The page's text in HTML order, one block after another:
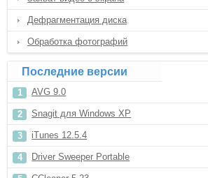
Дефрагментация диска
Обработка фотографий
Последние версии
AVG 9.0
Snagit для Windows XP
iTunes 12.5.4
Driver Sweeper Portable